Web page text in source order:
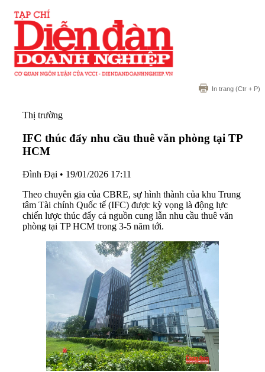
In trang (Ctr + P)
Thị trường
IFC thúc đẩy nhu cầu thuê văn phòng tại TP
HCM
Đình Đại • 19/01/2026 17:11
Theo chuyên gia của CBRE, sự hình thành của khu Trung
tâm Tài chính Quốc tế (IFC) được kỳ vọng là động lực
chiến lược thúc đẩy cả nguồn cung lẫn nhu cầu thuê văn
phòng tại TP HCM trong 3-5 năm tới.